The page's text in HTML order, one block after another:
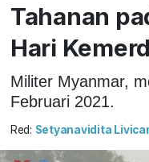
Tahanan
Hari
Militer Myanmar,
Februari 2021.
Red: Setyanavidita